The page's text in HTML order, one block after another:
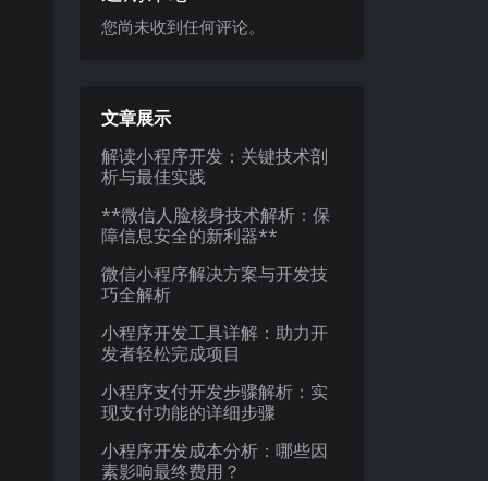
您尚未收到任何评论。
文章展示
解读小程序开发：关键技术剖
析与最佳实践
**微信人脸核身技术解析：保
障信息安全的新利器**
微信小程序解决方案与开发技
巧全解析
小程序开发工具详解：助力开
发者轻松完成项目
小程序支付开发步骤解析：实
现支付功能的详细步骤
小程序开发成本分析：哪些因
素影响最终费用？